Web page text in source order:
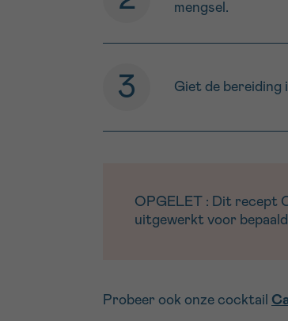
mengsel.
Giet de bereiding
OPGELET : Dit recept
uitgewerkt voor
Probeer ook onze cocktail